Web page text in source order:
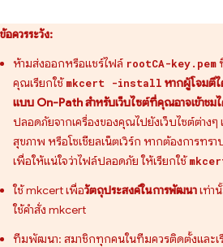
ข้อควรระวัง:
ห้ามส่งออกหรือแชร์ไฟล์ rootCA-key.pem
คุณเรียกใช้mkcert -install หากผู้โจมตีไ
แบบ On-Path สำหรับเว็บไซต์ที่คุณอาจเข้าชม
ปลอดภัยจากเครื่องของคุณไปยังเว็บไซต์ต่างๆ
สุขภาพ หรือโซเชียลเน็ตเวิร์ก หากต้องการทร
เพื่อให้แน่ใจว่าไฟล์ปลอดภัย ให้เรียกใช้
ใช้ mkcert เพื่อวัตถุประสงค์ในการพัฒนาเท่า
ใช้คำสั่ง mkcert
ทีมพัฒนา: สมาชิกทุกคนในทีมควรติดตั้งและเ